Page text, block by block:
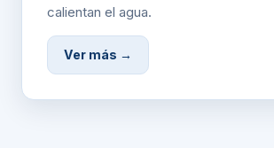
calientan el agua.
Ver más →